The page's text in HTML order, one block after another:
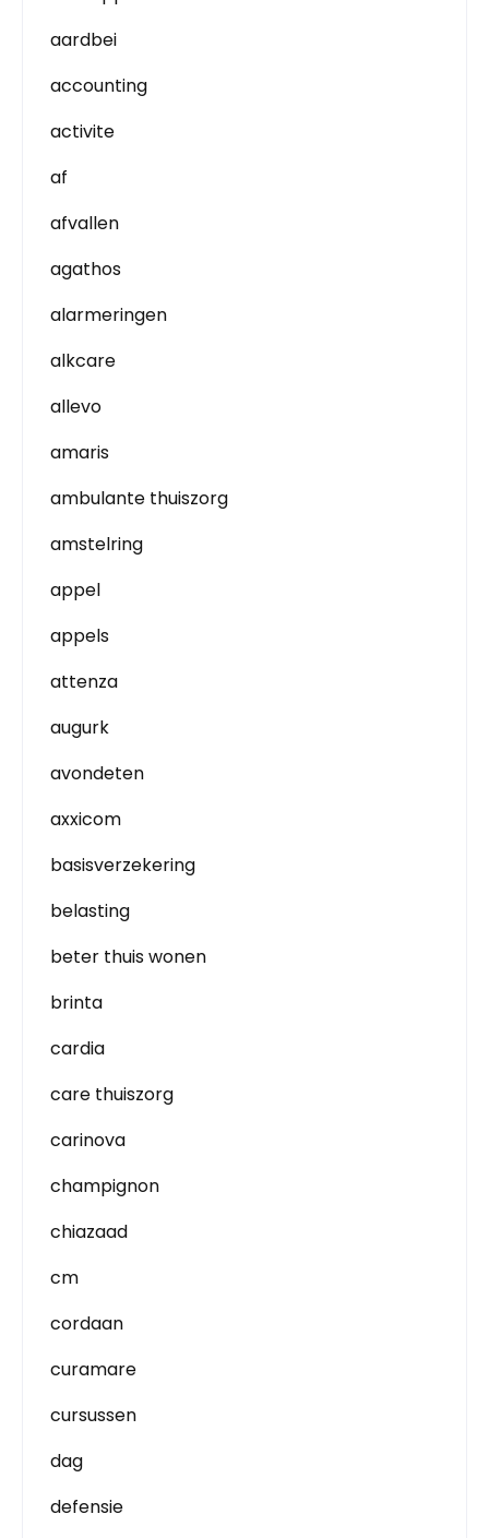
aardbei
accounting
activite
af
afvallen
agathos
alarmeringen
alkcare
allevo
amaris
ambulante thuiszorg
amstelring
appel
appels
attenza
augurk
avondeten
axxicom
basisverzekering
belasting
beter thuis wonen
brinta
cardia
care thuiszorg
carinova
champignon
chiazaad
cm
cordaan
curamare
cursussen
dag
defensie